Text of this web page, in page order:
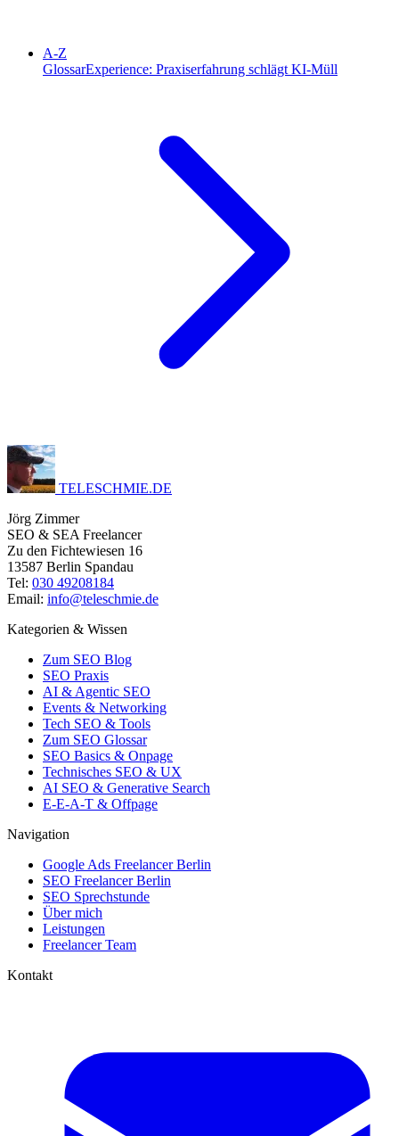
A-Z
GlossarExperience: Praxiserfahrung schlägt KI-Müll
TELESCHMIE.DE
Jörg Zimmer
SEO & SEA Freelancer
Zu den Fichtewiesen 16
13587 Berlin Spandau
Tel: 030 49208184
Email: info@teleschmie.de
Kategorien & Wissen
Zum SEO Blog
SEO Praxis
AI & Agentic SEO
Events & Networking
Tech SEO & Tools
Zum SEO Glossar
SEO Basics & Onpage
Technisches SEO & UX
AI SEO & Generative Search
E-E-A-T & Offpage
Navigation
Google Ads Freelancer Berlin
SEO Freelancer Berlin
SEO Sprechstunde
Über mich
Leistungen
Freelancer Team
Kontakt